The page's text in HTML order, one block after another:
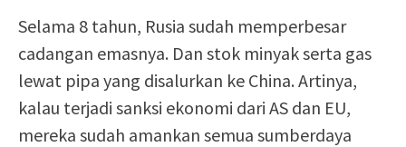
Selama 8 tahun, Rusia sudah memperbesar
cadangan emasnya. Dan stok minyak serta gas
lewat pipa yang disalurkan ke China. Artinya,
kalau terjadi sanksi ekonomi dari AS dan EU,
mereka sudah amankan semua sumberdaya